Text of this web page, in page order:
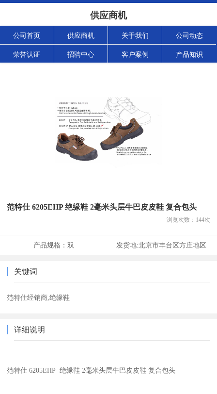
供应商机
公司首页 供应商机 关于我们 公司动态
荣誉认证 招聘中心 客户案例 产品知识
范特仕 6205EHP 绝缘鞋 2毫米头层牛巴皮皮鞋 复合包头
浏览次数： 144次
产品规格： 双 发货地:北京市丰台区方庄地区
关键词
范特仕经销商,绝缘鞋
详细说明
范特仕 6205EHP 绝缘鞋 2毫米头层牛巴皮皮鞋 复合包头